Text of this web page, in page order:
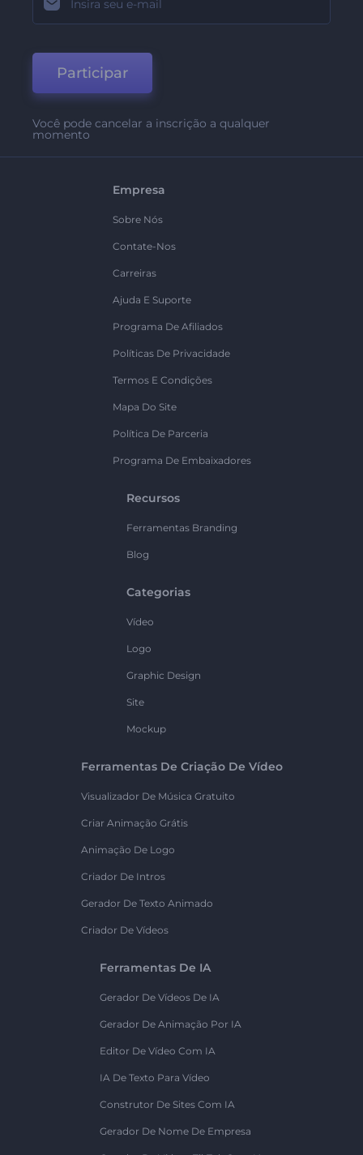
Participar
Você pode cancelar a inscrição a qualquer
momento
Empresa
Sobre Nós
Contate-Nos
Carreiras
Ajuda E Suporte
Programa De Afiliados
Políticas De Privacidade
Termos E Condições
Mapa Do Site
Política De Parceria
Programa De Embaixadores
Recursos
Ferramentas Branding
Blog
Categorias
Vídeo
Logo
Graphic Design
Site
Mockup
Ferramentas De Criação De Vídeo
Visualizador De Música Gratuito
Criar Animação Grátis
Animação De Logo
Criador De Intros
Gerador De Texto Animado
Criador De Vídeos
Ferramentas De IA
Gerador De Vídeos De IA
Gerador De Animação Por IA
Editor De Vídeo Com IA
IA De Texto Para Vídeo
Construtor De Sites Com IA
Gerador De Nome De Empresa